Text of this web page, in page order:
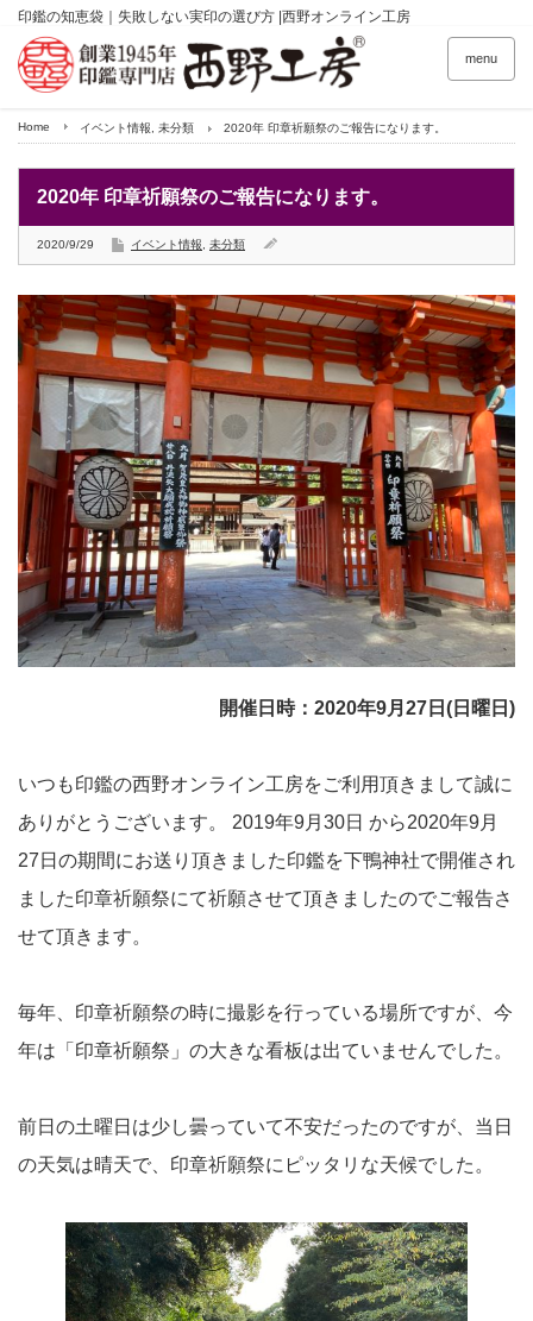
印鑑の知恵袋｜失敗しない実印の選び方 |西野オンライン工房
menu
Home イベント情報 未分類 2020年 印章祈願祭のご報告になります。
2020年 印章祈願祭のご報告になります。
2020/9/29 イベント情報 未分類
開催日時：2020年9月27日(日曜日)
いつも印鑑の西野オンライン工房をご利用頂きまして誠に
ありがとうございます。 2019年9月30日 から2020年9月
27日の期間にお送り頂きました印鑑を下鴨神社で開催され
ました印章祈願祭にて祈願させて頂きましたのでご報告さ
せて頂きます。
毎年、印章祈願祭の時に撮影を行っている場所ですが、今
年は「印章祈願祭」の大きな看板は出ていませんでした。
前日の土曜日は少し曇っていて不安だったのですが、当日
の天気は晴天で、印章祈願祭にピッタリな天候でした。